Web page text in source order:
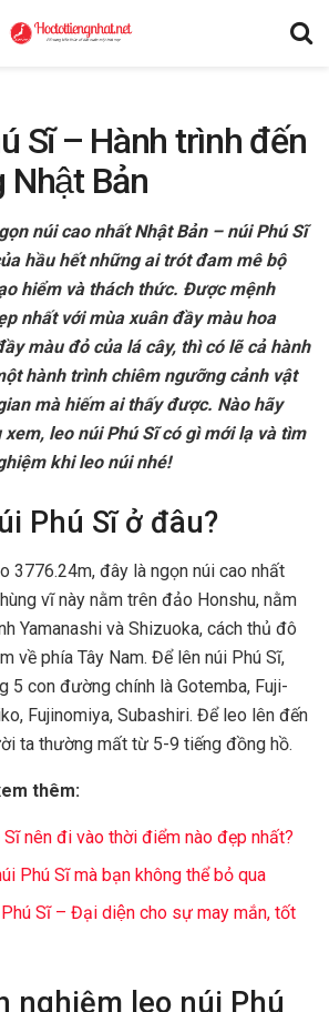
Sĩ – Hành trình đến
Nhật Bản
núi cao nhất Nhật Bản – núi Phú Sĩ
hầu hết những ai trót đam mê bộ
hiểm và thách thức. Được mệnh
nhất với mùa xuân đầy màu hoa
màu đỏ của lá cây, thì có lẽ cả hành
hành trình chiêm ngưỡng cảnh vật
mà hiếm ai thấy được. Nào hãy
leo núi Phú Sĩ có gì mới lạ và tìm
khi leo núi nhé!
Phú Sĩ ở đâu?
3776.24m, đây là ngọn núi cao nhất
vĩ này nằm trên đảo Honshu, nằm
Yamanashi và Shizuoka, cách thủ đô
về phía Tây Nam. Để lên núi Phú Sĩ,
5 con đường chính là Gotemba, Fuji-
Fujinomiya, Subashiri. Để leo lên đến
ta thường mất từ 5-9 tiếng đồng hồ.
thêm:
Sĩ nên đi vào thời điểm nào đẹp nhất?
Phú Sĩ mà bạn không thể bỏ qua
Sĩ – Đại diện cho sự may mắn, tốt
nghiệm leo núi Phú